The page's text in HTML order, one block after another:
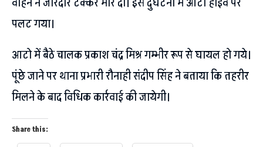
पलट गया।
आटो में बैठे चालक प्रकाश चंद्र मिश्र गम्भीर रूप से घायल हो गये।
पूंछे जाने पर थाना प्रभारी रौनाही संदीप सिंह ने बताया कि तहरीर
मिलने के बाद विधिक कार्रवाई की जायेगी।
Share this: